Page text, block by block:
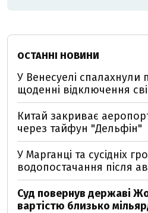
ОСТАННІ НОВИНИ
У Венесуелі спалахнули
щоденні відключення
Китай закриває
через тайфун "Дельфін"
У Марганці та сусідніх
водопостачання після
Суд повернув державі
вартістю близько